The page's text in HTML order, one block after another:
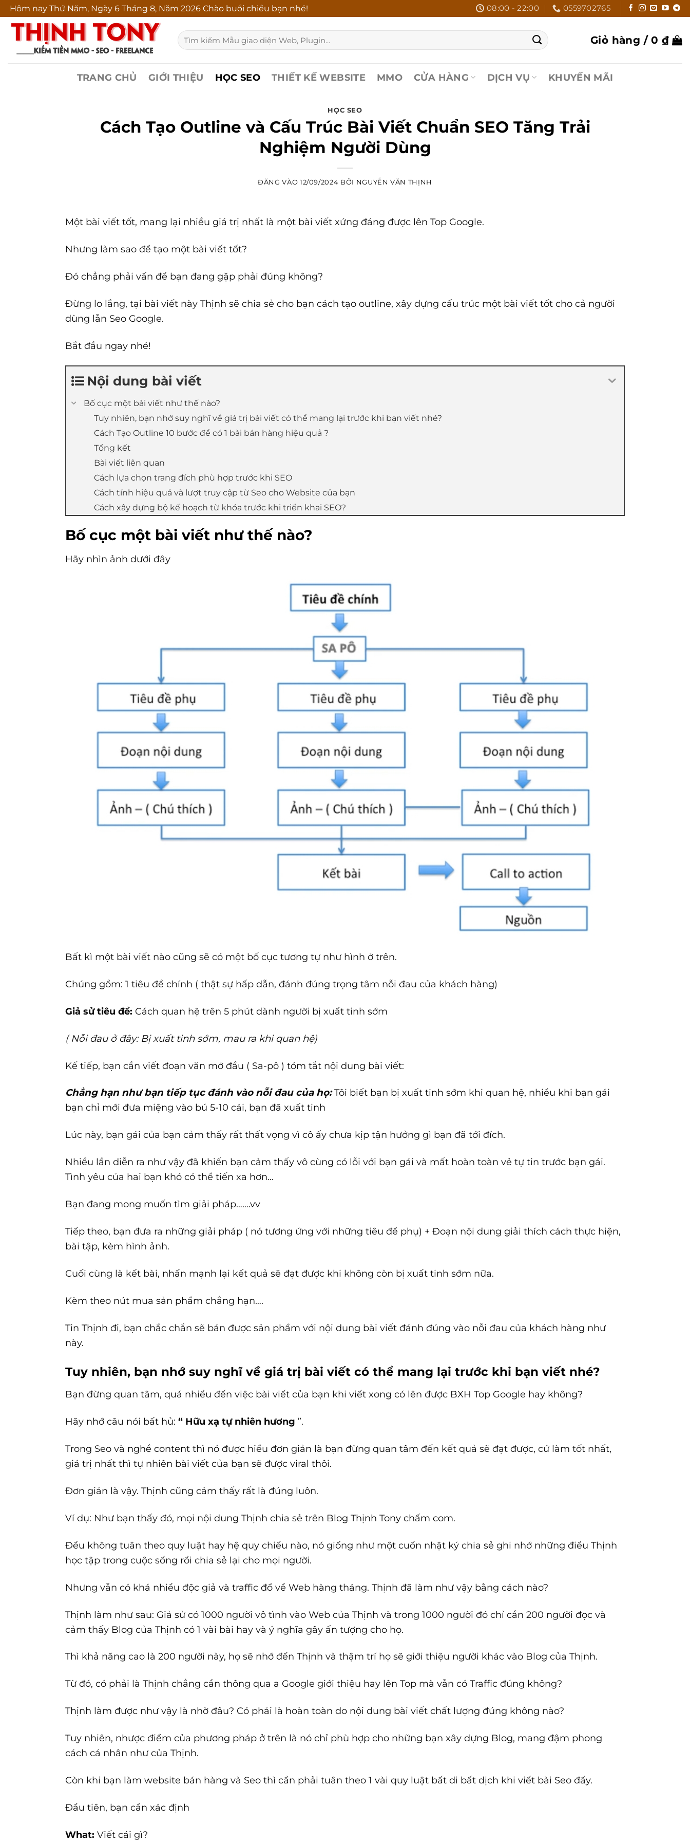
Bỏ
qua
dung
Hôm nay Thứ Năm, Ngày 6 Tháng 8, Năm 2026 Chào buổi chiều bạn nhé! 08:00 - 22:00 0559702765
Tìm
kiếm:
Giỏ hàng /0₫
TRANG CHỦ GIỚI THIỆU HỌC SEO THIẾT KẾ WEBSITE MMO CỬA HÀNG DỊCH VỤ KHUYẾN MÃI
HỌC SEO
Cách Tạo Outline và Cấu Trúc Bài Viết Chuẩn SEO Tăng Trải
Nghiệm Người Dùng
ĐĂNG VÀO 12/09/2024 BỞI NGUYỄN VĂN THỊNH
Một bài viết tốt, mang lại nhiều giá trị nhất là một bài viết xứng đáng được lên Top Google.
Nhưng làm sao để tạo một bài viết tốt?
Đó chẳng phải vấn đề bạn đang gặp phải đúng không?
Đừng lo lắng, tại bài viết này Thịnh sẽ chia sẻ cho bạn cách tạo outline, xây dựng cấu trúc một bài viết tốt cho cả người
dùng lẫn Seo Google.
Bắt đầu ngay nhé!
Nội dung bài viết
Bố cục một bài viết như thế nào?
Tuy nhiên, bạn nhớ suy nghĩ về giá trị bài viết có thể mang lại trước khi bạn viết nhé?
Cách Tạo Outline 10 bước để có 1 bài bán hàng hiệu quả ?
Tổng kết
Bài viết liên quan
Cách lựa chọn trang đích phù hợp trước khi SEO
Cách tính hiệu quả và lượt truy cập từ Seo cho Website của bạn
Cách xây dựng bộ kế hoạch từ khóa trước khi triển khai SEO?
Bố cục một bài viết như thế nào?
Hãy nhìn ảnh dưới đây
Bất kì một bài viết nào cũng sẽ có một bố cục tương tự như hình ở trên.
Chúng gồm: 1 tiêu đề chính ( thật sự hấp dẫn, đánh đúng trọng tâm nỗi đau của khách hàng)
Giả sử tiêu đề: Cách quan hệ trên 5 phút dành người bị xuất tinh sớm
( Nỗi đau ở đây: Bị xuất tinh sớm, mau ra khi quan hệ)
Kế tiếp, bạn cần viết đoạn văn mở đầu ( Sa-pô ) tóm tắt nội dung bài viết:
Chẳng hạn như bạn tiếp tục đánh vào nỗi đau của họ:Tôi biết bạn bị xuất tinh sớm khi quan hệ, nhiều khi bạn gái
bạn chỉ mới đưa miệng vào bú 5-10 cái, bạn đã xuất tinh
Lúc này, bạn gái của bạn cảm thấy rất thất vọng vì cô ấy chưa kịp tận hưởng gì bạn đã tới đích.
Nhiều lần diễn ra như vậy đã khiến bạn cảm thấy vô cùng có lỗi với bạn gái và mất hoàn toàn vẻ tự tin trước bạn gái.
Tình yêu của hai bạn khó có thể tiến xa hơn…
Bạn đang mong muốn tìm giải pháp…….vv
Tiếp theo, bạn đưa ra những giải pháp ( nó tương ứng với những tiêu đề phụ) + Đoạn nội dung giải thích cách thực hiện,
bài tập, kèm hình ảnh.
Cuối cùng là kết bài, nhấn mạnh lại kết quả sẽ đạt được khi không còn bị xuất tinh sớm nữa.
Kèm theo nút mua sản phẩm chẳng hạn….
Tin Thịnh đi, bạn chắc chắn sẽ bán được sản phẩm với nội dung bài viết đánh đúng vào nỗi đau của khách hàng như
này.
Tuy nhiên, bạn nhớ suy nghĩ về giá trị bài viết có thể mang lại trước khi bạn viết nhé?
Bạn đừng quan tâm, quá nhiều đến việc bài viết của bạn khi viết xong có lên được BXH Top Google hay không?
Hãy nhớ câu nói bất hủ: “ Hữu xạ tự nhiên hương ”.
Trong Seo và nghề content thì nó được hiểu đơn giản là bạn đừng quan tâm đến kết quả sẽ đạt được, cứ làm tốt nhất,
giá trị nhất thì tự nhiên bài viết của bạn sẽ được viral thôi.
Đơn giản là vậy. Thịnh cũng cảm thấy rất là đúng luôn.
Ví dụ: Như bạn thấy đó, mọi nội dung Thịnh chia sẻ trên Blog Thịnh Tony chấm com.
Đều không tuân theo quy luật hay hệ quy chiếu nào, nó giống như một cuốn nhật ký chia sẻ ghi nhớ những điều Thịnh
học tập trong cuộc sống rồi chia sẻ lại cho mọi người.
Nhưng vẫn có khá nhiều độc giả và traffic đổ về Web hàng tháng. Thịnh đã làm như vậy bằng cách nào?
Thịnh làm như sau: Giả sử có 1000 người vô tình vào Web của Thịnh và trong 1000 người đó chỉ cần 200 người đọc và
cảm thấy Blog của Thịnh có 1 vài bài hay và ý nghĩa gây ấn tượng cho họ.
Thì khả năng cao là 200 người này, họ sẽ nhớ đến Thịnh và thậm trí họ sẽ giới thiệu người khác vào Blog của Thịnh.
Từ đó, có phải là Thịnh chẳng cần thông qua a Google giới thiệu hay lên Top mà vẫn có Traffic đúng không?
Thịnh làm được như vậy là nhờ đâu? Có phải là hoàn toàn do nội dung bài viết chất lượng đúng không nào?
Tuy nhiên, nhược điểm của phương pháp ở trên là nó chỉ phù hợp cho những bạn xây dựng Blog, mang đậm phong
cách cá nhân như của Thịnh.
Còn khi bạn làm website bán hàng và Seo thì cần phải tuân theo 1 vài quy luật bất di bất dịch khi viết bài Seo đấy.
Đầu tiên, bạn cần xác định
What: Viết cái gì?